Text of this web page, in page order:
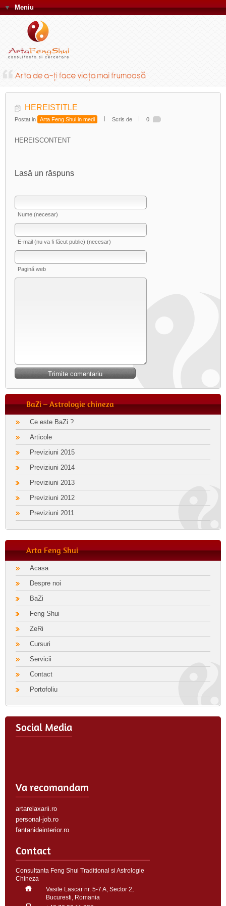
▼Meniu
HEREISTITLE
Postat in Arta Feng Shui in medi Scris de 0
HEREISCONTENT
Lasă un răspuns
Nume (necesar)
E-mail (nu va fi făcut public) (necesar)
Pagină web
BaZi – Astrologie chineza
Ce este BaZi ?
Articole
Previziuni 2015
Previziuni 2014
Previziuni 2013
Previziuni 2012
Previziuni 2011
Arta Feng Shui
Acasa
Despre noi
BaZi
Feng Shui
ZeRi
Cursuri
Servicii
Contact
Portofoliu
Social Media
Va recomandam
artarelaxarii.ro
personal-job.ro
fantanideinterior.ro
Contact
Consultanta Feng Shui Traditional si Astrologie
Chineza
Vasile Lascar nr. 5-7 A, Sector 2,
Bucuresti, Romania